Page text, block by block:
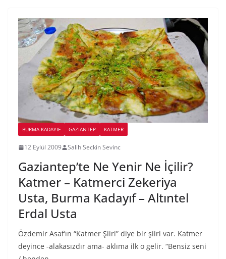
BURMA KADAYIF GAZIANTEP KATMER
12 Eylül 2009 Salih Seckin Sevinc
Gaziantep’te Ne Yenir Ne İçilir?
Katmer – Katmerci Zekeriya
Usta, Burma Kadayıf – Altıntel
Erdal Usta
Özdemir Asaf’ın “Katmer Şiiri” diye bir şiiri var. Katmer
deyince -alakasızdır ama- aklıma ilk o gelir. “Bensiz seni